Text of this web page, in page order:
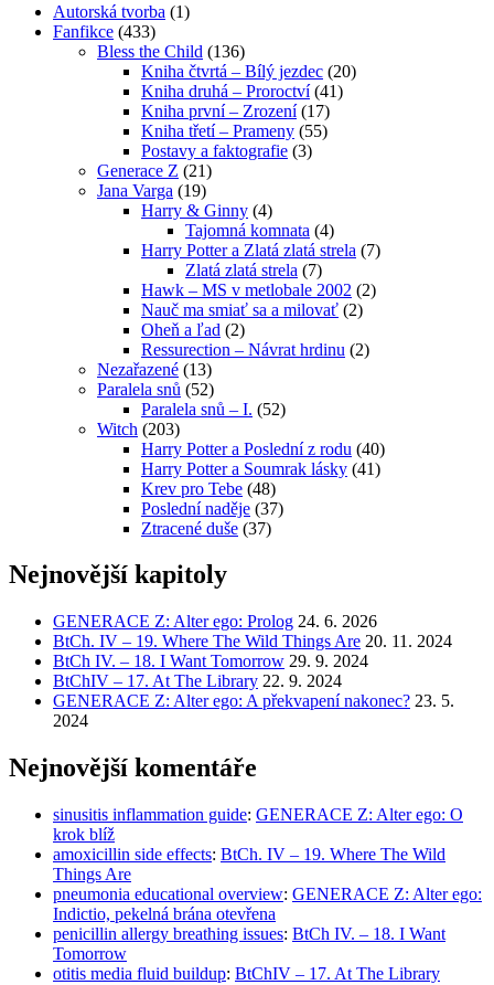
Autorská tvorba (1)
Fanfikce (433)
Bless the Child (136)
Kniha čtvrtá – Bílý jezdec (20)
Kniha druhá – Proroctví(41)
Kniha první – Zrození(17)
Kniha třetí – Prameny (55)
Postavy a faktografie (3)
Generace Z (21)
Jana Varga (19)
Harry & Ginny (4)
Tajomná komnata (4)
Harry Potter a Zlatá zlatá strela (7)
Zlatá zlatá strela (7)
Hawk – MS v metlobale 2002 (2)
Nauč ma smiať sa a milovať (2)
Oheň a ľad (2)
Ressurection – Návrat hrdinu (2)
Nezařazené (13)
Paralela snů (52)
Paralela snů – I. (52)
Witch (203)
Harry Potter a Poslední z rodu (40)
Harry Potter a Soumrak lásky (41)
Krev pro Tebe (48)
Poslední naděje (37)
Ztracené duše (37)
Nejnovější kapitoly
GENERACE Z: Alter ego: Prolog 24. 6. 2026
BtCh. IV – 19. Where The Wild Things Are 20. 11. 2024
BtCh IV. – 18. I Want Tomorrow 29. 9. 2024
BtChIV – 17. At The Library 22. 9. 2024
GENERACE Z: Alter ego: A překvapení nakonec? 23. 5.
2024
Nejnovější komentáře
sinusitis inflammation guide: GENERACE Z: Alter ego: O
krok blíž
amoxicillin side effects: BtCh. IV – 19. Where The Wild
Things Are
pneumonia educational overview: GENERACE Z: Alter ego:
Indictio, pekelná brána otevřena
penicillin allergy breathing issues: BtCh IV. – 18. I Want
Tomorrow
otitis media fluid buildup: BtChIV – 17. At The Library